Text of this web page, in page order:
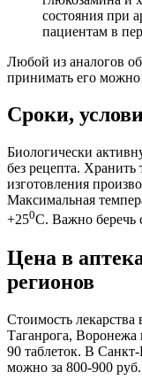
состояния при
пациентам в
Любой из аналогов
принимать его можно
Сроки,
Биологически
без рецепта. Хранить
изготовления
Максимальная
+250С. Важно беречь
Цена в
регионов
Стоимость лекарства
Таганрога, Воронежа
90 таблеток. В
можно за 800-900 руб.